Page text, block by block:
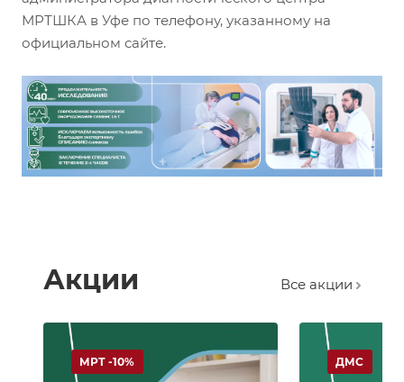
МРТШКА в Уфе по телефону, указанному на
официальном сайте.
Акции Все акции
МРТ -10% ДМС